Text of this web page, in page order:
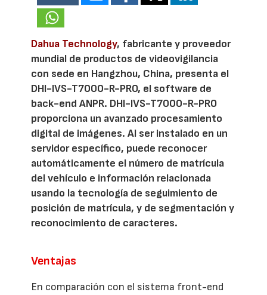
Dahua Technology, fabricante y proveedor
mundial de productos de videovigilancia
con sede en Hangzhou, China, presenta el
DHI-IVS-T7000-R-PRO, el software de
back-end ANPR. DHI-IVS-T7000-R-PRO
proporciona un avanzado procesamiento
digital de imágenes. Al ser instalado en un
servidor específico, puede reconocer
automáticamente el número de matrícula
del vehículo e información relacionada
usando la tecnología de seguimiento de
posición de matrícula, y de segmentación y
reconocimiento de caracteres.
Ventajas
En comparación con el sistema front-end